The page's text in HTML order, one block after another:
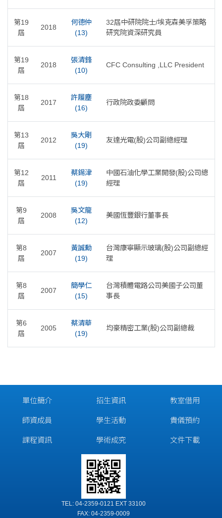
第19
屆
2018
何德仲
(13)
32屆中研院院士/埃克森美孚策略
研究院資深研究員
第19
屆
2018
張清鋒
(10)
CFC Consulting ,LLC President
第18
屆
2017
許履塵
(16)
行政院政委顧問
第13
屆
2012
吳大剛
(19)
友達光電(股)公司副總經理
第12
屆
2011
蔡錫津
(19)
中國石油化學工業開發(股)公司總
經理
第9
屆
2008
吳文龍
(12)
美國恆豐銀行董事長
第8
屆
2007
黃誠勳
(19)
台灣康寧顯示玻璃(股)公司副總經
理
第8
屆
2007
簡學仁
(15)
台灣積體電路公司美國子公司董
事長
第6
屆
2005
蔡清華
(19)
均豪精密工業(股)公司副總裁
單位簡介
師資成員
課程資訊
招生資訊
學生活動
學術成究
教室借用
貴儀預約
文件下載
TEL: 04-2359-0121 EXT 33100
FAX: 04-2359-0009